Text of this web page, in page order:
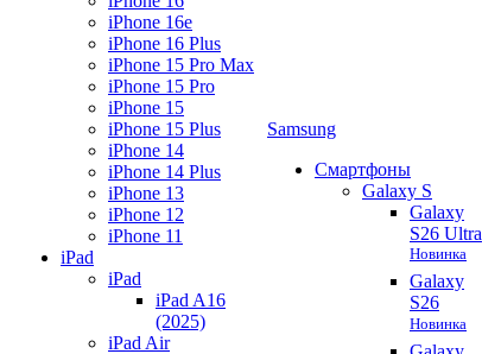
iPhone 16e
iPhone 16 Plus
iPhone 15 Pro Max
iPhone 15 Pro
iPhone 15
iPhone 15 Plus
iPhone 14
iPhone 14 Plus
iPhone 13
iPhone 12
iPhone 11
iPad
iPad
iPad A16
(2025)
iPad Air
Samsung
Смартфоны
Galaxy S
Galaxy
S26 Ultra
Новинка
Galaxy
S26
Новинка